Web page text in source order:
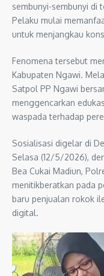
sembunyi-sembunyi di
Pelaku mulai
untuk menjangkau
Fenomena tersebut
Kabupaten Ngawi.
Satpol PP Ngawi
menggencarkan
waspada terhadap
Sosialisasi digelar di
Selasa (12/5/2026),
Bea Cukai Madiun,
menitikberatkan pada
baru penjualan rokok
digital.